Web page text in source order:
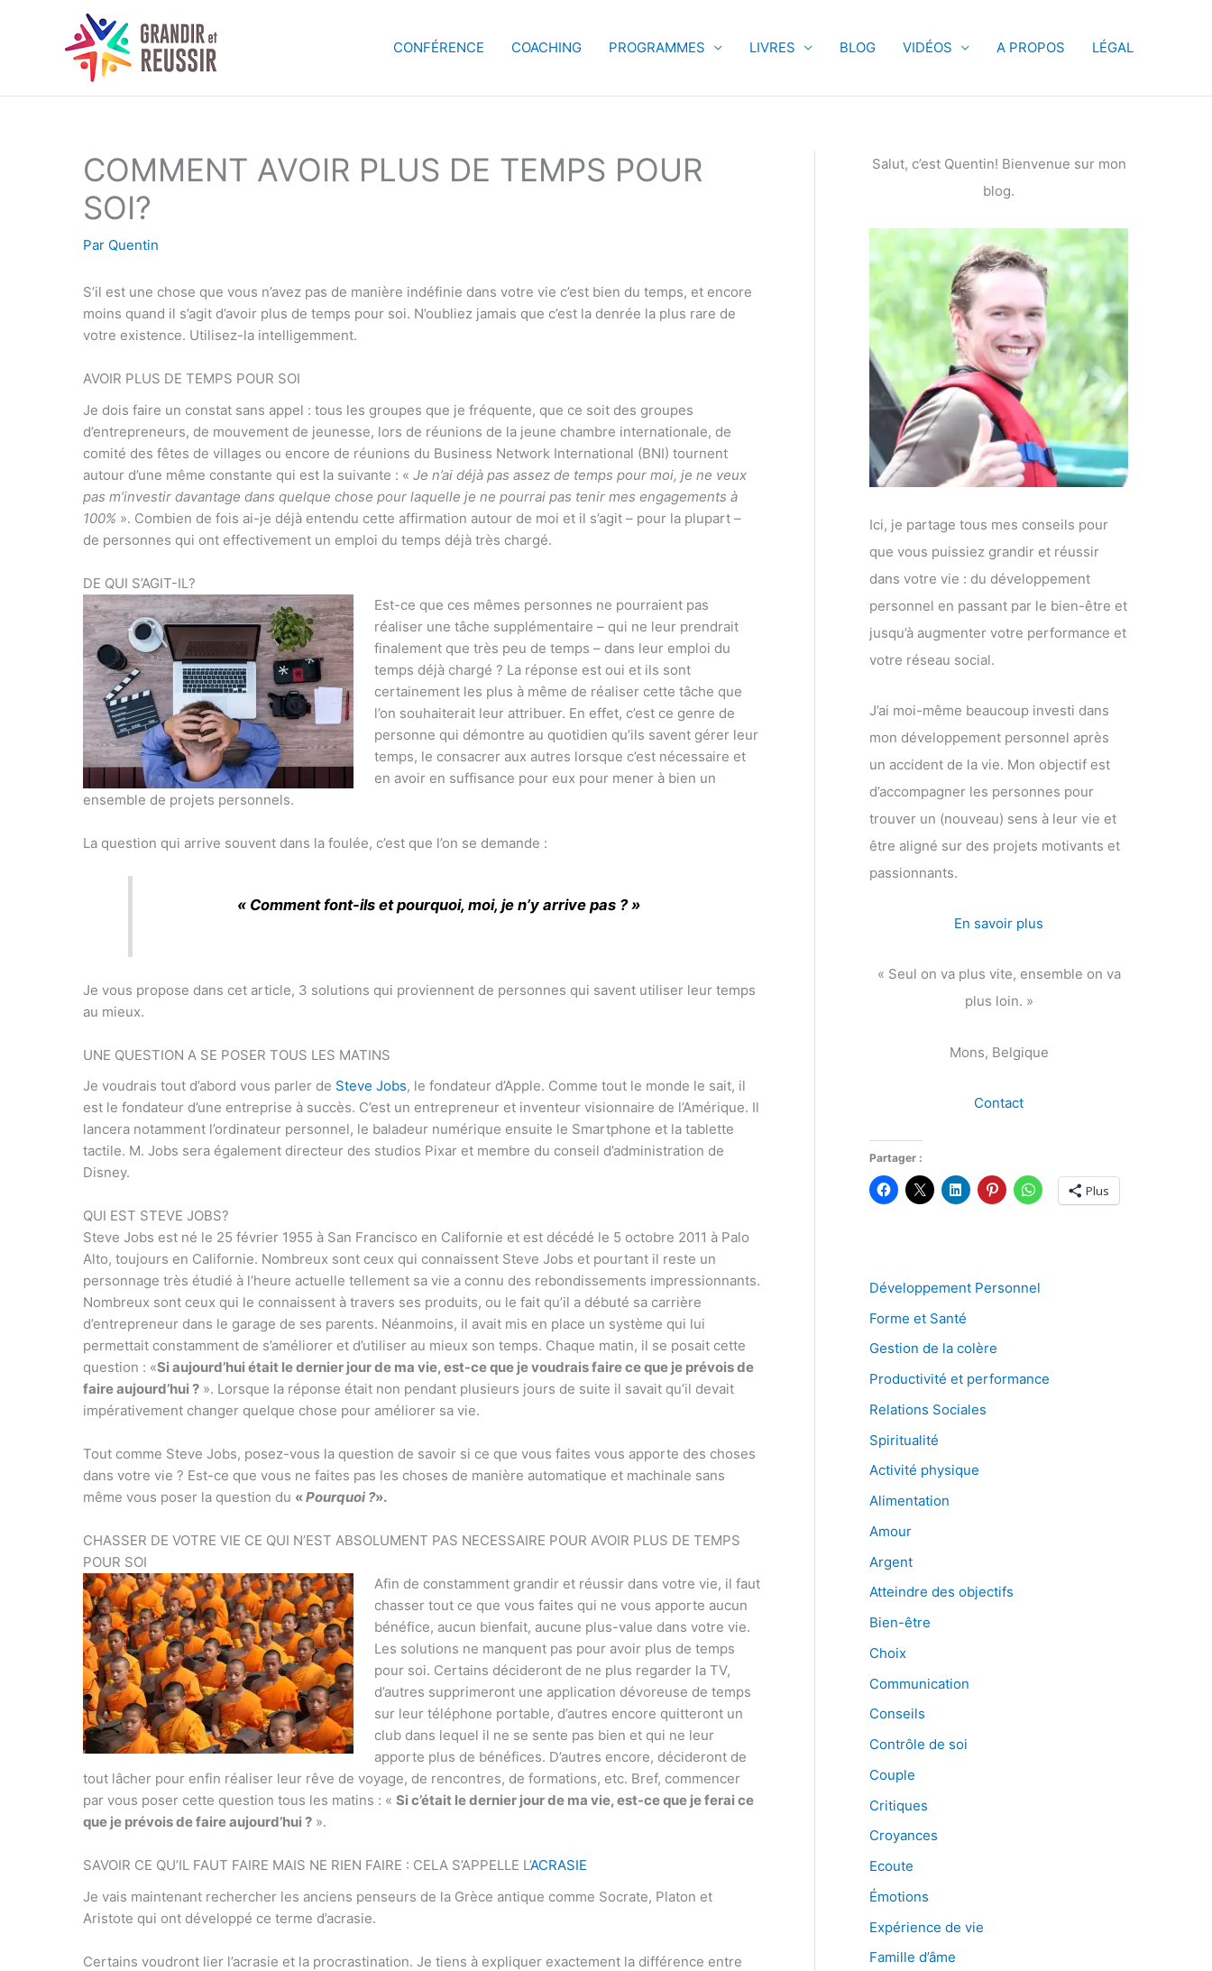
CONFÉRENCE COACHING PROGRAMMES LIVRES BLOG VIDÉOS A PROPOS LÉGAL
COMMENT AVOIR PLUS DE TEMPS POUR
SOI?
Par Quentin
S’il est une chose que vous n’avez pas de manière indéfinie dans votre vie c’est bien du temps, et encore
moins quand il s’agit d’avoir plus de temps pour soi. N’oubliez jamais que c’est la denrée la plus rare de
votre existence. Utilisez-la intelligemment.
AVOIR PLUS DE TEMPS POUR SOI
Je dois faire un constat sans appel : tous les groupes que je fréquente, que ce soit des groupes
d’entrepreneurs, de mouvement de jeunesse, lors de réunions de la jeune chambre internationale, de
comité des fêtes de villages ou encore de réunions du Business Network International (BNI) tournent
autour d’une même constante qui est la suivante : « Je n’ai déjà pas assez de temps pour moi, je ne veux
pas m’investir davantage dans quelque chose pour laquelle je ne pourrai pas tenir mes engagements à
100% ». Combien de fois ai-je déjà entendu cette affirmation autour de moi et il s’agit – pour la plupart –
de personnes qui ont effectivement un emploi du temps déjà très chargé.
DE QUI S’AGIT-IL?
Est-ce que ces mêmes personnes ne pourraient pas
réaliser une tâche supplémentaire – qui ne leur prendrait
finalement que très peu de temps – dans leur emploi du
temps déjà chargé ? La réponse est oui et ils sont
certainement les plus à même de réaliser cette tâche que
l’on souhaiterait leur attribuer. En effet, c’est ce genre de
personne qui démontre au quotidien qu’ils savent gérer leur
temps, le consacrer aux autres lorsque c’est nécessaire et
en avoir en suffisance pour eux pour mener à bien un
ensemble de projets personnels.
La question qui arrive souvent dans la foulée, c’est que l’on se demande :
« Comment font-ils et pourquoi, moi, je n’y arrive pas ? »
Je vous propose dans cet article, 3 solutions qui proviennent de personnes qui savent utiliser leur temps
au mieux.
UNE QUESTION A SE POSER TOUS LES MATINS
Je voudrais tout d’abord vous parler de Steve Jobs, le fondateur d’Apple. Comme tout le monde le sait, il
est le fondateur d’une entreprise à succès. C’est un entrepreneur et inventeur visionnaire de l’Amérique. Il
lancera notamment l’ordinateur personnel, le baladeur numérique ensuite le Smartphone et la tablette
tactile. M. Jobs sera également directeur des studios Pixar et membre du conseil d’administration de
Disney.
QUI EST STEVE JOBS?
Steve Jobs est né le 25 février 1955 à San Francisco en Californie et est décédé le 5 octobre 2011 à Palo
Alto, toujours en Californie. Nombreux sont ceux qui connaissent Steve Jobs et pourtant il reste un
personnage très étudié à l’heure actuelle tellement sa vie a connu des rebondissements impressionnants.
Nombreux sont ceux qui le connaissent à travers ses produits, ou le fait qu’il a débuté sa carrière
d’entrepreneur dans le garage de ses parents. Néanmoins, il avait mis en place un système qui lui
permettait constamment de s’améliorer et d’utiliser au mieux son temps. Chaque matin, il se posait cette
question : «Si aujourd’hui était le dernier jour de ma vie, est-ce que je voudrais faire ce que je prévois de
faire aujourd’hui ? ». Lorsque la réponse était non pendant plusieurs jours de suite il savait qu’il devait
impérativement changer quelque chose pour améliorer sa vie.
Tout comme Steve Jobs, posez-vous la question de savoir si ce que vous faites vous apporte des choses
dans votre vie ? Est-ce que vous ne faites pas les choses de manière automatique et machinale sans
même vous poser la question du «Pourquoi ?».
CHASSER DE VOTRE VIE CE QUI N’EST ABSOLUMENT PAS NECESSAIRE POUR AVOIR PLUS DE TEMPS
POUR SOI
Afin de constamment grandir et réussir dans votre vie, il faut
chasser tout ce que vous faites qui ne vous apporte aucun
bénéfice, aucun bienfait, aucune plus-value dans votre vie.
Les solutions ne manquent pas pour avoir plus de temps
pour soi. Certains décideront de ne plus regarder la TV,
d’autres supprimeront une application dévoreuse de temps
sur leur téléphone portable, d’autres encore quitteront un
club dans lequel il ne se sente pas bien et qui ne leur
apporte plus de bénéfices. D’autres encore, décideront de
tout lâcher pour enfin réaliser leur rêve de voyage, de rencontres, de formations, etc. Bref, commencer
par vous poser cette question tous les matins : « Si c’était le dernier jour de ma vie, est-ce que je ferai ce
que je prévois de faire aujourd’hui ? ».
SAVOIR CE QU’IL FAUT FAIRE MAIS NE RIEN FAIRE : CELA S’APPELLE L’ACRASIE
Je vais maintenant rechercher les anciens penseurs de la Grèce antique comme Socrate, Platon et
Aristote qui ont développé ce terme d’acrasie.
Certains voudront lier l’acrasie et la procrastination. Je tiens à expliquer exactement la différence entre
Salut, c’est Quentin! Bienvenue sur mon
blog.
Ici, je partage tous mes conseils pour
que vous puissiez grandir et réussir
dans votre vie : du développement
personnel en passant par le bien-être et
jusqu’à augmenter votre performance et
votre réseau social.
J’ai moi-même beaucoup investi dans
mon développement personnel après
un accident de la vie. Mon objectif est
d’accompagner les personnes pour
trouver un (nouveau) sens à leur vie et
être aligné sur des projets motivants et
passionnants.
En savoir plus
« Seul on va plus vite, ensemble on va
plus loin. »
Mons, Belgique
Contact
Partager :
Plus
Développement Personnel
Forme et Santé
Gestion de la colère
Productivité et performance
Relations Sociales
Spiritualité
Activité physique
Alimentation
Amour
Argent
Atteindre des objectifs
Bien-être
Choix
Communication
Conseils
Contrôle de soi
Couple
Critiques
Croyances
Ecoute
Émotions
Expérience de vie
Famille d’âme